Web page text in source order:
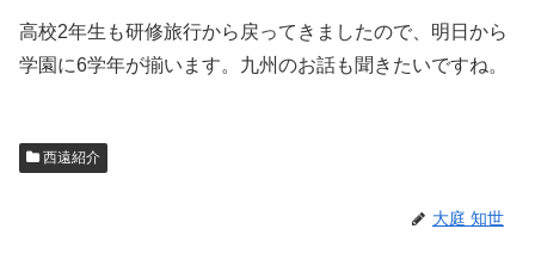
高校2年生も研修旅行から戻ってきましたので、明日から
学園に6学年が揃います。九州のお話も聞きたいですね。
西遠紹介
大庭 知世